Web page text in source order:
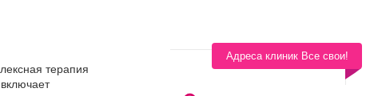
Адреса клиник Все свои!
терапия